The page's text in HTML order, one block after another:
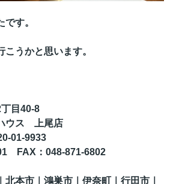
す。
うかと思います。
目40-8
ウス 上尾店
01-9933
FAX ： 048-871-6802
北本市｜鴻巣市｜伊奈町 ｜行田市